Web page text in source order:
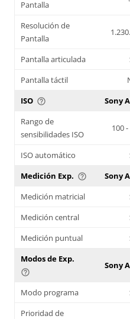
Pantalla
Resolución de
Pantalla
Pantalla articulada
Pantalla táctil
ISO help_outline Sony
Rango de
sensibilidades ISO
100
ISO automático
Medición Exp. help_outline Sony
Medición matricial
Medición central
Medición puntual
Modos de Exp.
help_outline
Sony
Modo programa
Prioridad de